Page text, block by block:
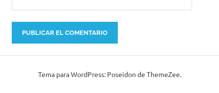
Tema para WordPress: Poseidon de ThemeZee.